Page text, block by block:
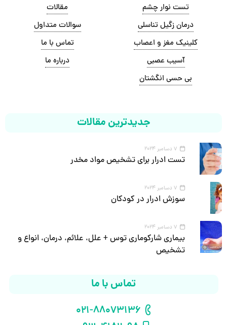
تست نوار چشم
درمان زگیل تناسلی
کلینیک مغز و اعصاب
آسیب عصبی
بی حسی انگشتان
مقالات
سوالات متداول
تماس با ما
درباره ما
جدیدترین مقالات
7 دسامبر 2024
تست ادرار برای تشخیص مواد مخدر
7 دسامبر 2024
سوزش ادرار در کودکان
7 دسامبر 2024
بیماری شارکوماری توس + علل، علائم، درمان، انواع و
تشخیص
تماس با ما
شماره تلفن
021-88073136